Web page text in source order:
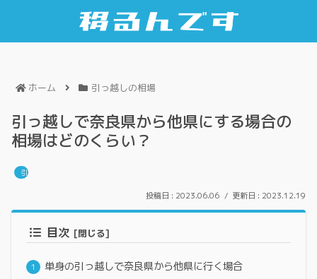
ホーム 引っ越しの相場
引っ越しで奈良県から他県にする場合の
相場はどのくらい？
引っ越しの相場
2023.06.06 2023.12.19
目次
単身の引っ越しで奈良県から他県に行く場合